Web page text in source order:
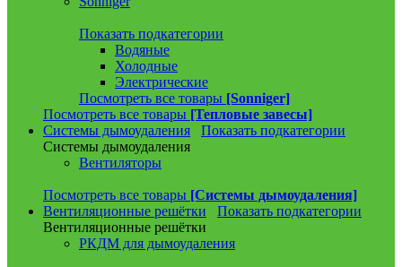
Показать подкатегории
Водяные
Холодные
Электрические
Посмотреть все товары [Sonniger]
Посмотреть все товары [Тепловые завесы]
Системы дымоудаления
Показать подкатегории
Системы дымоудаления
Вентиляторы
Посмотреть все товары [Системы дымоудаления]
Вентиляционные решётки
Показать подкатегории
Вентиляционные решётки
РКДМ для дымоудаления